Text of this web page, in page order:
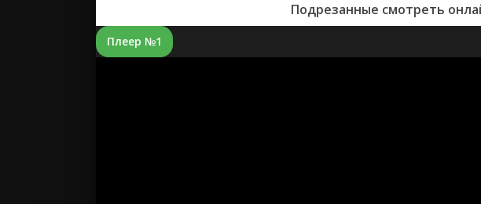
Подрезанные смотреть
Плеер №1